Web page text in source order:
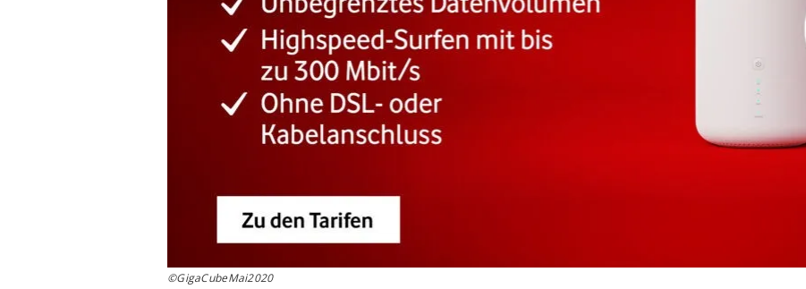
©GigaCubeMai2020